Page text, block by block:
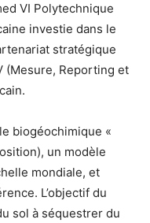
VI Polytechnique
investie dans le
stratégique
(Mesure, Reporting et
biogéochimique «
un modèle
mondiale, et
L’objectif du
sol à séquestrer du